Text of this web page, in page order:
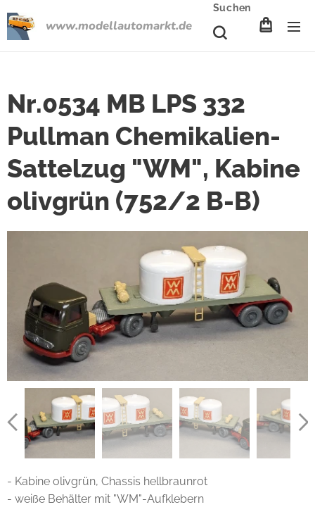
www.modellautomarkt.de
Suchen
Nr.0534 MB LPS 332
Pullman Chemikalien-
Sattelzug "WM", Kabine
olivgrün (752/2 B-B)
- Kabine olivgrün, Chassis hellbraunrot
- weiße Behälter mit "WM"-Aufklebern